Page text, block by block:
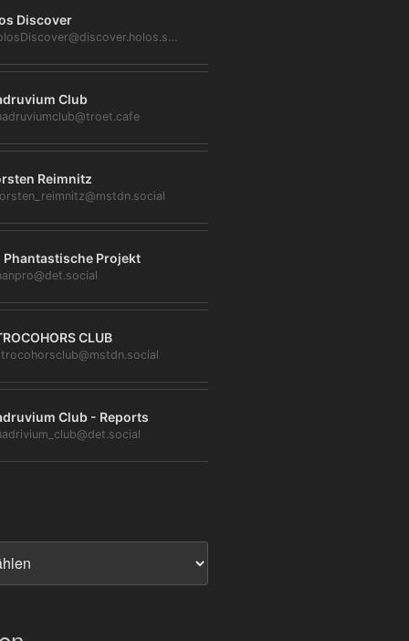
Discover
@HolosDiscover@discover.holos.social
Club
Reimnitz
Phantastische Projekt
CLUB
Club - Reports